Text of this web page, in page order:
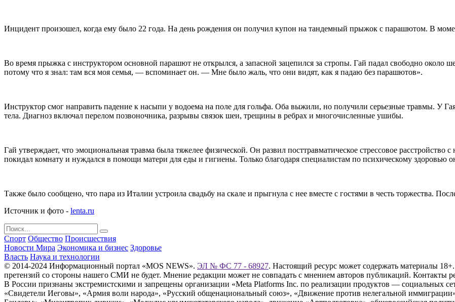
Инцидент произошел, когда ему было 22 года. На день рождения он получил купон на тандемный прыжок с парашютом. В
Во время прыжка с инструктором основной парашют не открылся, а запасной зацепился за стропы. Гай падал свободно около
потому что я знал: там вся моя семья, — вспоминает он. — Мне было жаль, что они видят, как я падаю без парашютов».
Инструктор смог направить падение к насыпи у водоема на поле для гольфа. Оба выжили, но получили серьезные травмы. У
тела. Диагноз включал перелом позвоночника, разрывы связок шеи, трещины в ребрах и многочисленные ушибы.
Гай утверждает, что эмоциональная травма была тяжелее физической. Он развил посттравматическое стрессовое
покидал комнату и нуждался в помощи матери для еды и гигиены. Только благодаря специалистам по психическому здоровью
Также было сообщено, что пара из Италии устроила свадьбу на скале и прыгнула с нее вместе с гостями в честь торжества.
Источник и фото - lenta.ru
Спорт Общество Происшествия
Новости Мира Экономика и бизнес Здоровье
Власть Наука и технологии
© 2014-2024 Информационный портал «MOS NEWS». ЭЛ № ФС 77 - 68927. Настоящий ресурс может содержать материалы
претензий со стороны нашего СМИ не будет. Мнение редакции может не совпадать с мнением авторов публикаций. Контакты
В России признаны экстремистскими и запрещены организации «Meta Platforms Inc. по реализации продуктов — социальных
«Свидетели Иеговы», «Армия воли народа», «Русский общенациональный союз», «Движение против нелегальной